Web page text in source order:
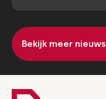
Bekijk meer nieuws